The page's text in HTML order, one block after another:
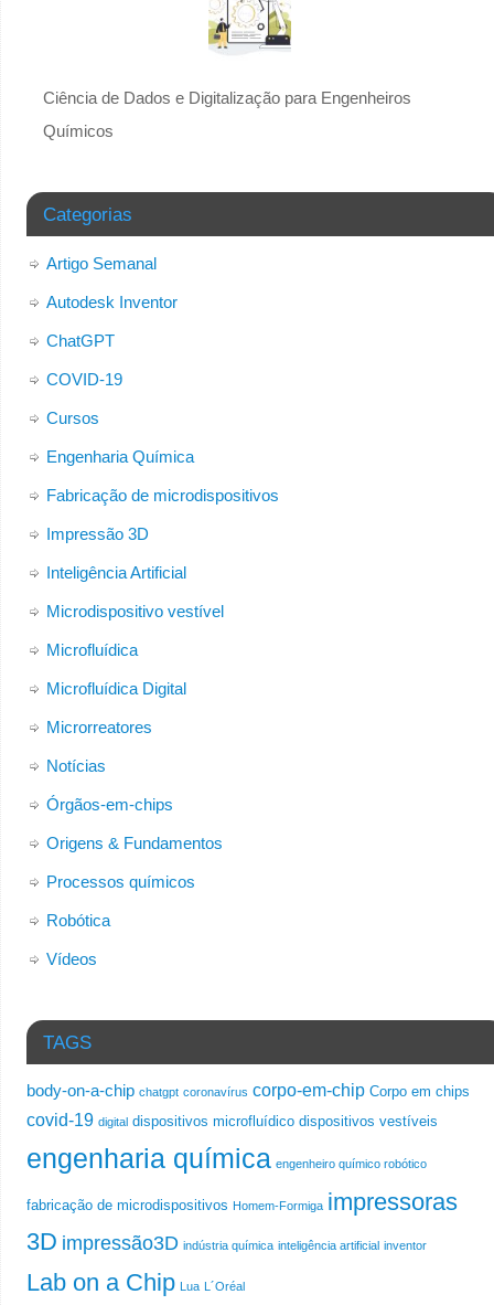
Ciência de Dados e Digitalização para Engenheiros
Químicos
Categorias
Artigo Semanal
Autodesk Inventor
ChatGPT
COVID-19
Cursos
Engenharia Química
Fabricação de microdispositivos
Impressão 3D
Inteligência Artificial
Microdispositivo vestível
Microfluídica
Microfluídica Digital
Microrreatores
Notícias
Órgãos-em-chips
Origens & Fundamentos
Processos químicos
Robótica
Vídeos
TAGS
body-on-a-chip chatgpt coronavírus corpo-em-chip Corpo em chips
covid-19 digital dispositivos microfluídico dispositivos vestíveis
engenharia química engenheiro químico robótico
fabricação de microdispositivos Homem-Formiga impressoras
3D impressão3D indústria química inteligência artificial inventor
Lab on a Chip Lua L´Oréal